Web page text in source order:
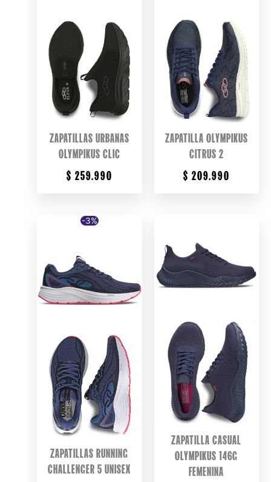
ZAPATILLAS URBANAS
OLYMPIKUS CLIC
$ 259.990
ZAPATILLA OLYMPIKUS
CITRUS 2
$ 209.990
-3%
ZAPATILLAS RUNNING
CHALLENGER 5 UNISEX
ZAPATILLA CASUAL
OLYMPIKUS 146G
FEMENINA